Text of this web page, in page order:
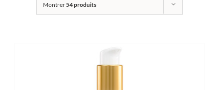
Montrer54 produits